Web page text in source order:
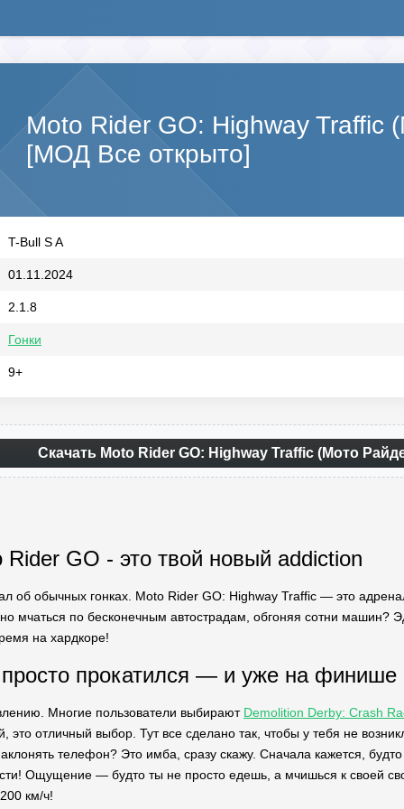
Moto Rider GO: Highway Traffic
[МОД Все открыто]
T-Bull S A
01.11.2024
2.1.8
Гонки
9+
Скачать Moto Rider GO: Highway Traffic (Мото
GO - это твой новый addiction
об обычных гонках. Moto Rider GO: Highway Traffic — это
мчаться по бесконечным автострадам, обгоняя сотни машин?
на хардкоре!
просто прокатился — и уже на финише
Многие пользователи выбирают Demolition Derby: Crash
это отличный выбор. Тут все сделано так, чтобы у тебя не
телефон? Это имба, сразу скажу. Сначала кажется,
Ощущение — будто ты не просто едешь, а мчишься к своей
км/ч!